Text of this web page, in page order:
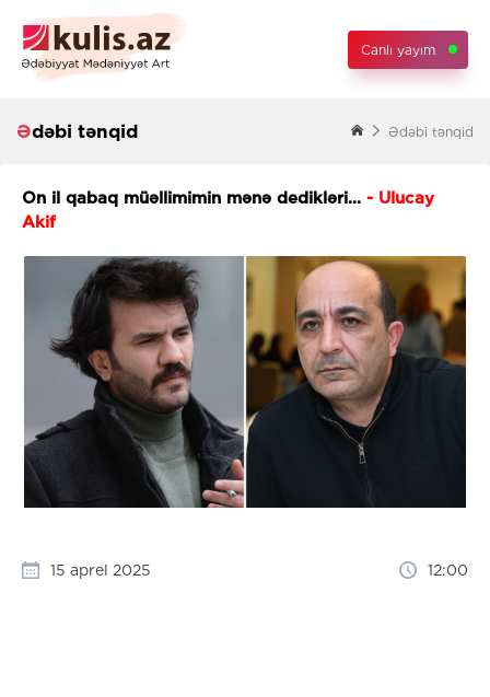
Canlı yayım
Ədəbi tənqid Ədəbi tənqid
On il qabaq müəllimimin mənə dedikləri... - Ulucay
Akif
15 aprel 2025 12:00